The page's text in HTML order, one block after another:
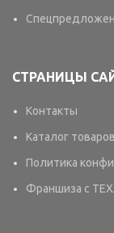
СТРАНИЦЫ
Контакты
Каталог товаров
Политика
Франшиза с